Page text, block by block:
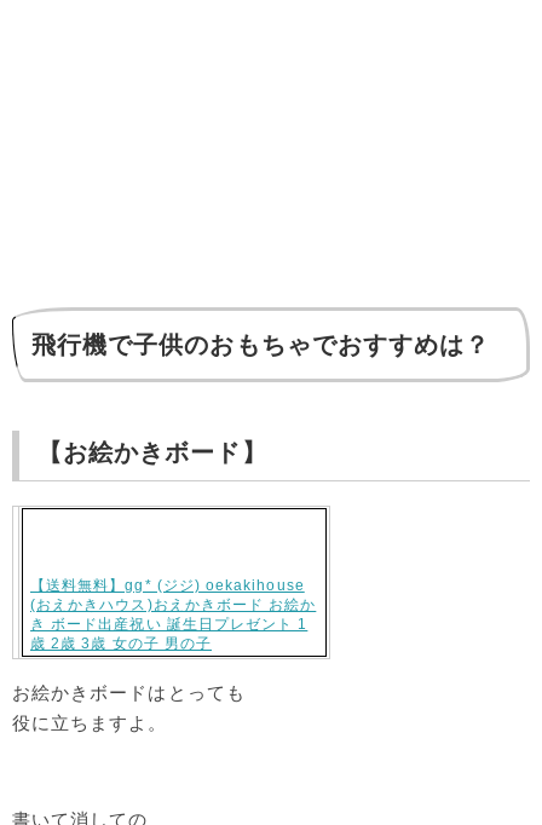
飛行機で子供のおもちゃでおすすめは？
【お絵かきボード】
【送料無料】gg* (ジジ) oekakihouse
(おえかきハウス)おえかきボード お絵か
き ボード出産祝い 誕生日プレゼント 1
歳 2歳 3歳 女の子 男の子
お絵かきボードはとっても
役に立ちますよ。
書いて消しての